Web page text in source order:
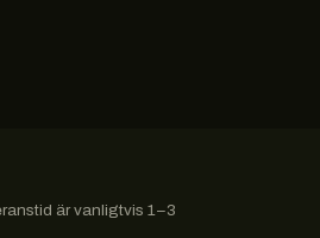
är vanligtvis 1–3